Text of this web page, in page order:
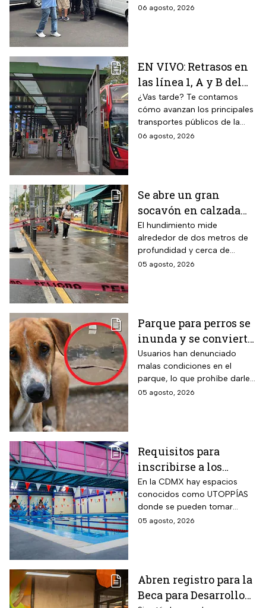
cierres viales por
06 agosto, 2026
EN VIVO: Retrasos en
las línea 1, A y B del
Metro CDMX;
Metrobús sin
contratiempos hoy
jueves 6 de agosto
¿Vas tarde? Te contamos
cómo avanzan los principales
transportes públicos de la
capital durante este jueves.
06 agosto, 2026
Se abre un gran
socavón en calzada
Taxqueña tras paso de
Trolebús
El hundimiento mide
alrededor de dos metros de
profundidad y cerca de
cuatro metros de diámetro.
05 agosto, 2026
Parque para perros se
inunda y se convierte
en foco de infección;
el área canina está
inutilizable
Usuarios han denunciado
malas condiciones en el
parque, lo que prohíbe darle
un uso adecuado
05 agosto, 2026
Requisitos para
inscribirse a los
talleres de la UTOPÍA
Coyoacán
En la CDMX hay espacios
conocidos como UTOPPÍAS
donde se pueden tomar
talleres y practicar deportes y
05 agosto, 2026
Abren registro para la
Beca para Desarrollo